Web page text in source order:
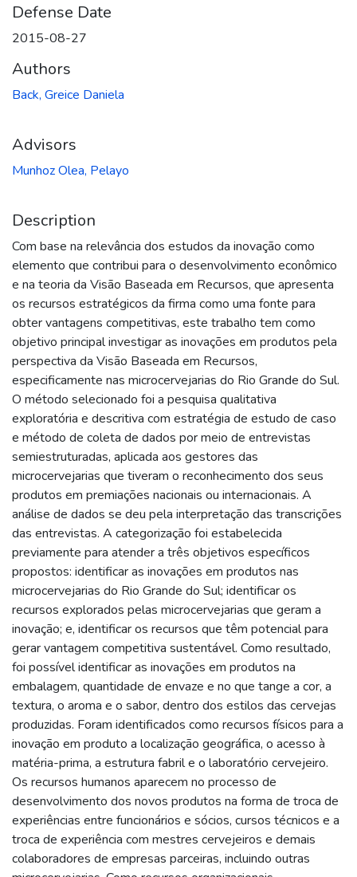
Defense Date
2015-08-27
Authors
Back, Greice Daniela
Advisors
Munhoz Olea, Pelayo
Description
Com base na relevância dos estudos da inovação como
elemento que contribui para o desenvolvimento econômico
e na teoria da Visão Baseada em Recursos, que apresenta
os recursos estratégicos da firma como uma fonte para
obter vantagens competitivas, este trabalho tem como
objetivo principal investigar as inovações em produtos pela
perspectiva da Visão Baseada em Recursos,
especificamente nas microcervejarias do Rio Grande do Sul.
O método selecionado foi a pesquisa qualitativa
exploratória e descritiva com estratégia de estudo de caso
e método de coleta de dados por meio de entrevistas
semiestruturadas, aplicada aos gestores das
microcervejarias que tiveram o reconhecimento dos seus
produtos em premiações nacionais ou internacionais. A
análise de dados se deu pela interpretação das transcrições
das entrevistas. A categorização foi estabelecida
previamente para atender a três objetivos específicos
propostos: identificar as inovações em produtos nas
microcervejarias do Rio Grande do Sul; identificar os
recursos explorados pelas microcervejarias que geram a
inovação; e, identificar os recursos que têm potencial para
gerar vantagem competitiva sustentável. Como resultado,
foi possível identificar as inovações em produtos na
embalagem, quantidade de envaze e no que tange a cor, a
textura, o aroma e o sabor, dentro dos estilos das cervejas
produzidas. Foram identificados como recursos físicos para a
inovação em produto a localização geográfica, o acesso à
matéria-prima, a estrutura fabril e o laboratório cervejeiro.
Os recursos humanos aparecem no processo de
desenvolvimento dos novos produtos na forma de troca de
experiências entre funcionários e sócios, cursos técnicos e a
troca de experiência com mestres cervejeiros e demais
colaboradores de empresas parceiras, incluindo outras